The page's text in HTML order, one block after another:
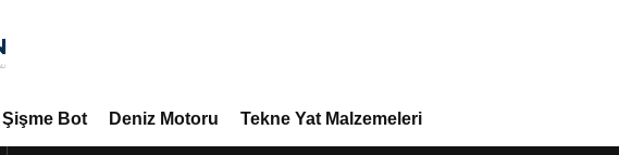
Şişme Bot Deniz Motoru Tekne Yat Malzemeleri